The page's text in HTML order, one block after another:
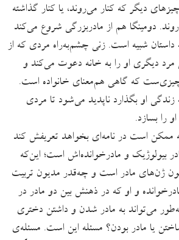
دیگر که کنار می‌روند، یا کنار گذاشته
دومینگا هم از مادربزرگی شروع می‌کند
شبیه است. زنی چشم‌به‌راه مردی که از
دیگری او را به خانه دعوت می‌کند و
چیزی‌ست که گاهی هم‌معنای خانواده است.
زندگی او بگذارد ناپدید می‌شود تا مردی
را بسازد.
ممکن است در نامه‌ای بخواهد تعریفش کند
بیولوژیک و مادرخوانده‌اش است؛ این‌که
ژن‌های مادر است و چه‌قدر مدیون تربیت
و او که در ذهنش بین دو مادر در
می‌تواند به مادر شدن و داشتن دختری
یا مادر بودن؟ مسئله این است. مسئله‌ی